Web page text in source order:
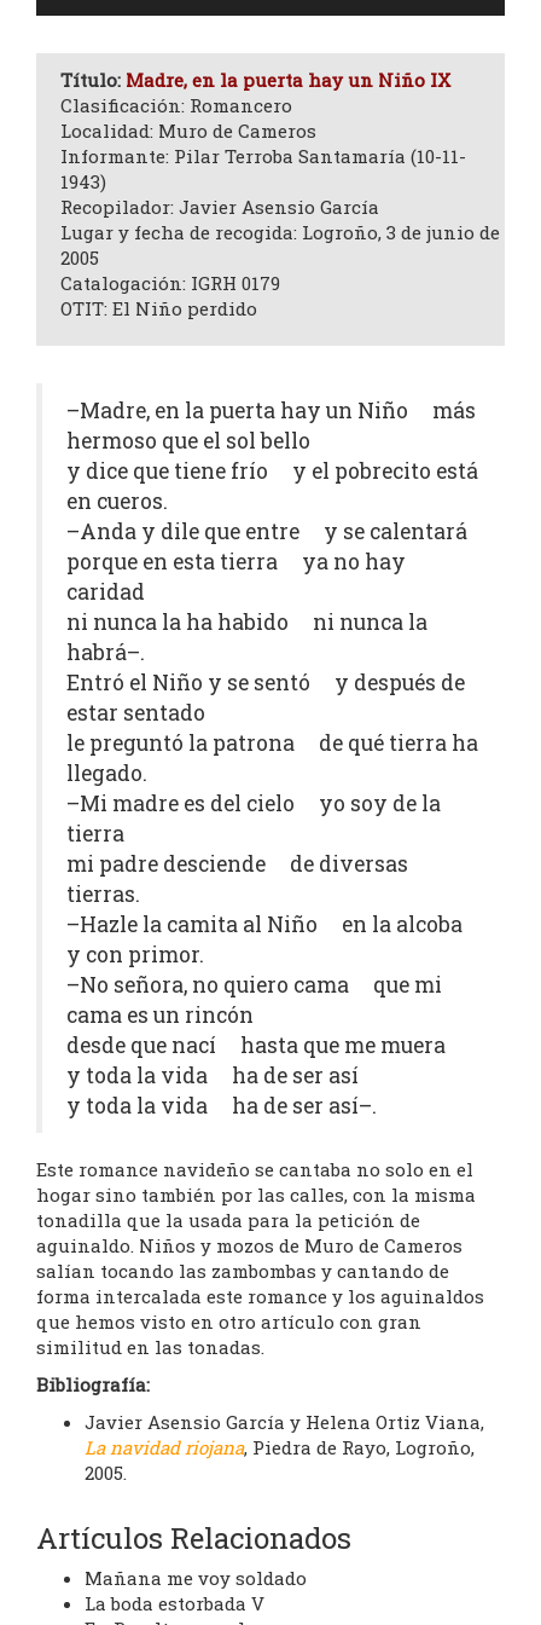
Título: Madre, en la puerta hay un Niño IX
Clasificación: Romancero
Localidad: Muro de Cameros
Informante: Pilar Terroba Santamaría (10-11-
1943)
Recopilador: Javier Asensio García
Lugar y fecha de recogida: Logroño, 3 de junio de
2005
Catalogación: IGRH 0179
OTIT: El Niño perdido
–Madre, en la puerta hay un Niño más
hermoso que el sol bello
y dice que tiene frío y el pobrecito está
en cueros.
–Anda y dile que entre y se calentará
porque en esta tierra ya no hay
caridad
ni nunca la ha habido ni nunca la
habrá–.
Entró el Niño y se sentó y después de
estar sentado
le preguntó la patrona de qué tierra ha
llegado.
–Mi madre es del cielo yo soy de la
tierra
mi padre desciende de diversas
tierras.
–Hazle la camita al Niño en la alcoba
y con primor.
–No señora, no quiero cama que mi
cama es un rincón
desde que nací hasta que me muera
y toda la vida ha de ser así
y toda la vida ha de ser así–.
Este romance navideño se cantaba no solo en el
hogar sino también por las calles, con la misma
tonadilla que la usada para la petición de
aguinaldo. Niños y mozos de Muro de Cameros
salían tocando las zambombas y cantando de
forma intercalada este romance y los aguinaldos
que hemos visto en otro artículo con gran
similitud en las tonadas.
Bibliografía:
Javier Asensio García y Helena Ortiz Viana,
La navidad riojana, Piedra de Rayo, Logroño,
2005.
Artículos Relacionados
Mañana me voy soldado
La boda estorbada V